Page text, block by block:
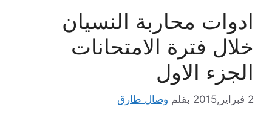
ادوات محاربة النسيان
خلال فترة الامتحانات
الجزء الاول
2 فبراير,2015 بقلم وصال طارق